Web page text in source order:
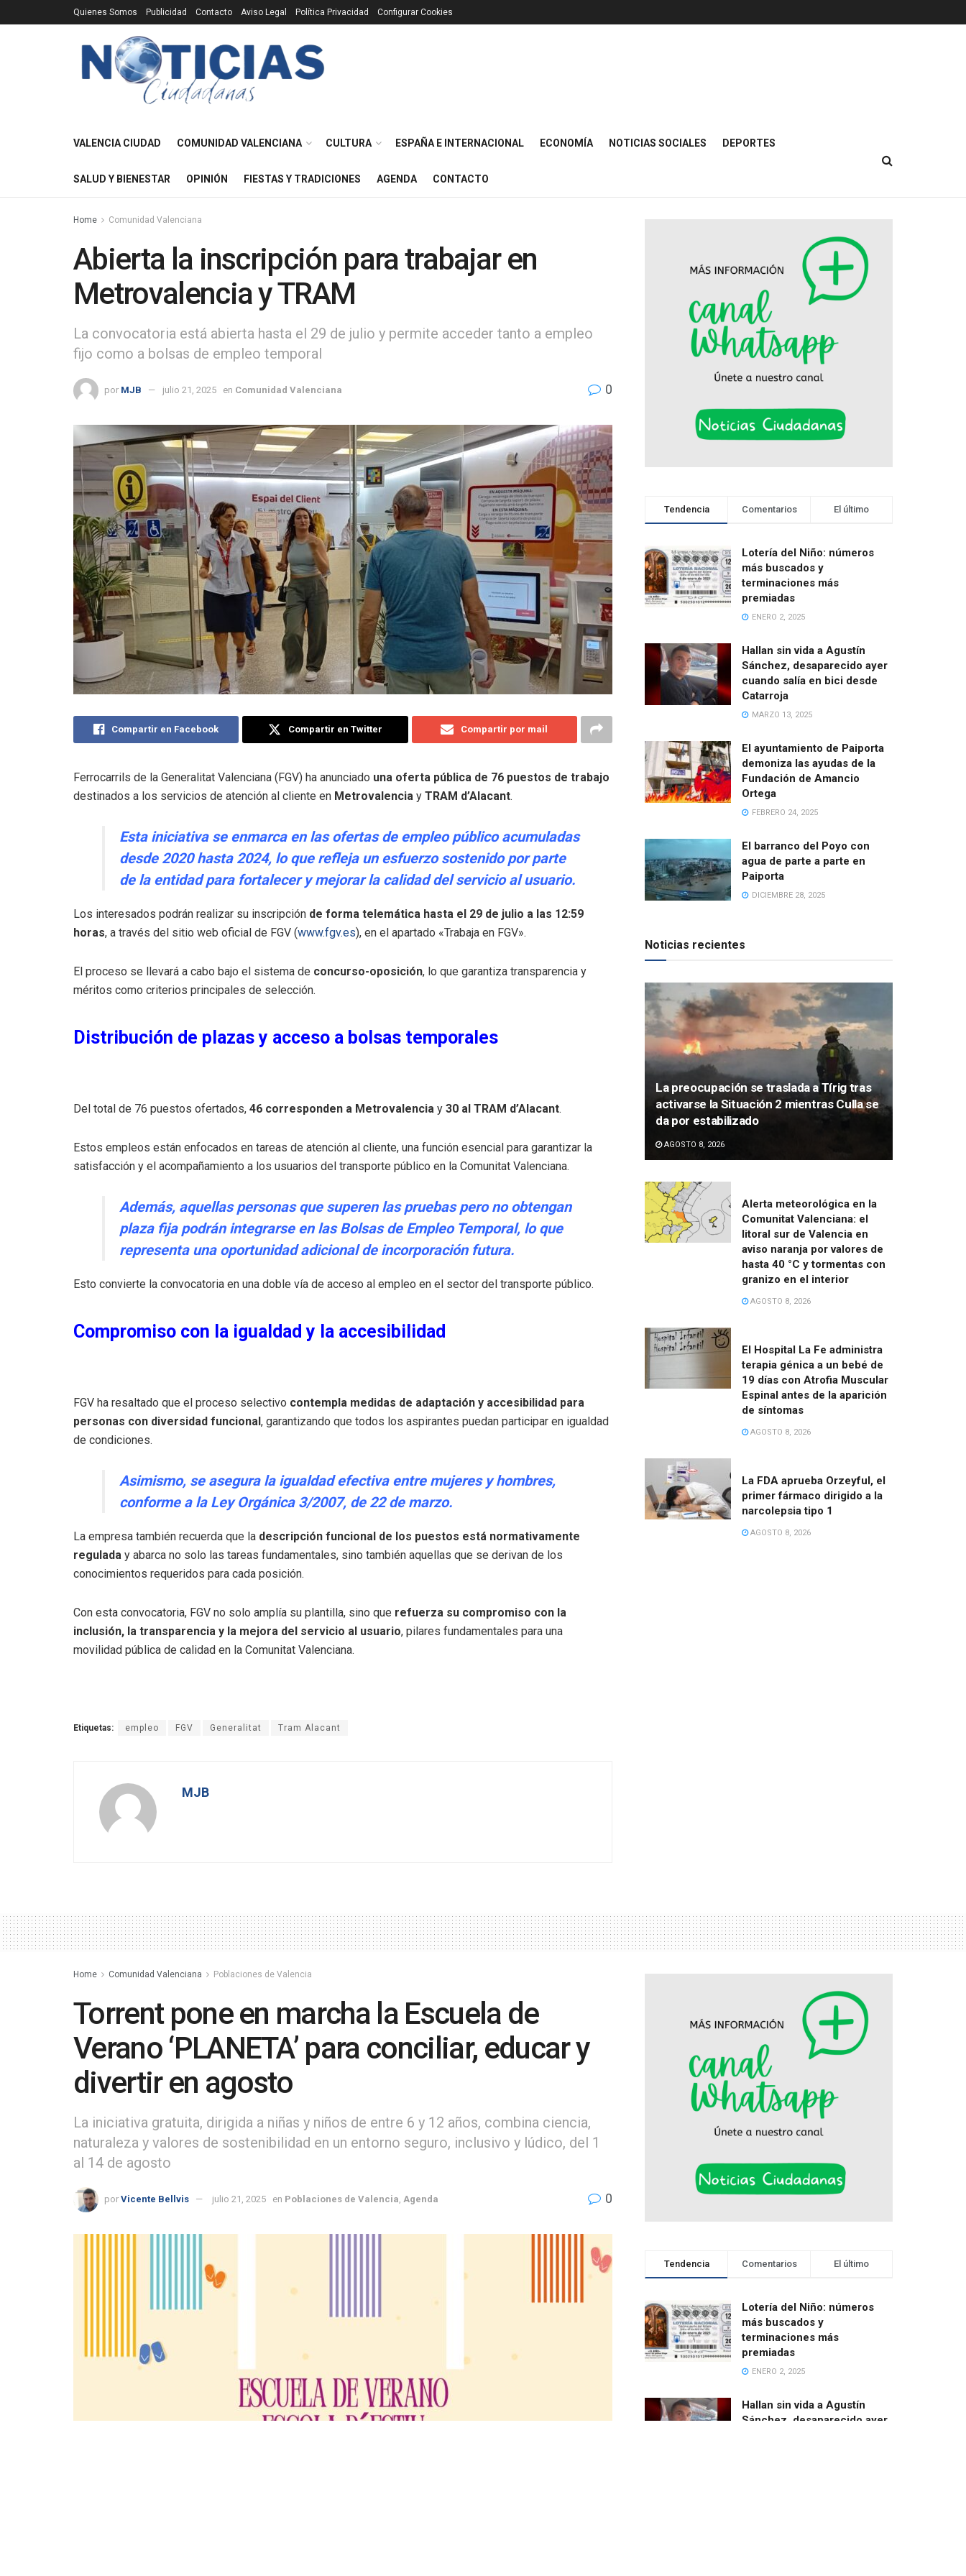
Quienes Somos Publicidad Contacto Aviso Legal Política Privacidad Configurar Cookies
VALENCIA CIUDAD COMUNIDAD VALENCIANA CULTURA ESPAÑA E INTERNACIONAL ECONOMÍA NOTICIAS SOCIALES DEPORTES
SALUD Y BIENESTAR OPINIÓN FIESTAS Y TRADICIONES AGENDA CONTACTO
Home Comunidad Valenciana
Abierta la inscripción para trabajar en
Metrovalencia y TRAM
La convocatoria está abierta hasta el 29 de julio y permite acceder tanto a empleo
fijo como a bolsas de empleo temporal
por MJB julio 21, 2025 en Comunidad Valenciana 0
Compartir en Facebook Compartir en Twitter Compartir por mail
Ferrocarrils de la Generalitat Valenciana (FGV) ha anunciado una oferta pública de 76 puestos de trabajo
destinados a los servicios de atención al cliente en Metrovalencia y TRAM d’Alacant.
Esta iniciativa se enmarca en las ofertas de empleo público acumuladas
desde 2020 hasta 2024, lo que refleja un esfuerzo sostenido por parte
de la entidad para fortalecer y mejorar la calidad del servicio al usuario.
Los interesados podrán realizar su inscripción de forma telemática hasta el 29 de julio a las 12:59
horas, a través del sitio web oficial de FGV (www.fgv.es), en el apartado «Trabaja en FGV».
El proceso se llevará a cabo bajo el sistema de concurso-oposición, lo que garantiza transparencia y
méritos como criterios principales de selección.
Distribución de plazas y acceso a bolsas temporales
Del total de 76 puestos ofertados, 46 corresponden a Metrovalencia y 30 al TRAM d’Alacant.
Estos empleos están enfocados en tareas de atención al cliente, una función esencial para garantizar la
satisfacción y el acompañamiento a los usuarios del transporte público en la Comunitat Valenciana.
Además, aquellas personas que superen las pruebas pero no obtengan
plaza fija podrán integrarse en las Bolsas de Empleo Temporal, lo que
representa una oportunidad adicional de incorporación futura.
Esto convierte la convocatoria en una doble vía de acceso al empleo en el sector del transporte público.
Compromiso con la igualdad y la accesibilidad
FGV ha resaltado que el proceso selectivo contempla medidas de adaptación y accesibilidad para
personas con diversidad funcional, garantizando que todos los aspirantes puedan participar en igualdad
de condiciones.
Asimismo, se asegura la igualdad efectiva entre mujeres y hombres,
conforme a la Ley Orgánica 3/2007, de 22 de marzo.
La empresa también recuerda que la descripción funcional de los puestos está normativamente
regulada y abarca no solo las tareas fundamentales, sino también aquellas que se derivan de los
conocimientos requeridos para cada posición.
Con esta convocatoria, FGV no solo amplía su plantilla, sino que refuerza su compromiso con la
inclusión, la transparencia y la mejora del servicio al usuario, pilares fundamentales para una
movilidad pública de calidad en la Comunitat Valenciana.
Etiquetas: empleo FGV Generalitat Tram Alacant
MJB
Tendencia Comentarios El último
Lotería del Niño: números
más buscados y
terminaciones más
premiadas
ENERO 2, 2025
Hallan sin vida a Agustín
Sánchez, desaparecido ayer
cuando salía en bici desde
Catarroja
MARZO 13, 2025
El ayuntamiento de Paiporta
demoniza las ayudas de la
Fundación de Amancio
Ortega
FEBRERO 24, 2025
El barranco del Poyo con
agua de parte a parte en
Paiporta
DICIEMBRE 28, 2025
Noticias recientes
La preocupación se traslada a Tírig tras
activarse la Situación 2 mientras Culla se
da por estabilizado
AGOSTO 8, 2026
Alerta meteorológica en la
Comunitat Valenciana: el
litoral sur de Valencia en
aviso naranja por valores de
hasta 40 °C y tormentas con
granizo en el interior
AGOSTO 8, 2026
El Hospital La Fe administra
terapia génica a un bebé de
19 días con Atrofia Muscular
Espinal antes de la aparición
de síntomas
AGOSTO 8, 2026
La FDA aprueba Orzeyful, el
primer fármaco dirigido a la
narcolepsia tipo 1
AGOSTO 8, 2026
Home Comunidad Valenciana Poblaciones de Valencia
Torrent pone en marcha la Escuela de
Verano ‘PLANETA’ para conciliar, educar y
divertir en agosto
La iniciativa gratuita, dirigida a niñas y niños de entre 6 y 12 años, combina ciencia,
naturaleza y valores de sostenibilidad en un entorno seguro, inclusivo y lúdico, del 1
al 14 de agosto
por Vicente Bellvis julio 21, 2025 en Poblaciones de Valencia Agenda 0
Tendencia Comentarios El último
Lotería del Niño: números
más buscados y
terminaciones más
premiadas
ENERO 2, 2025
Hallan sin vida a Agustín
Sánchez, desaparecido ayer